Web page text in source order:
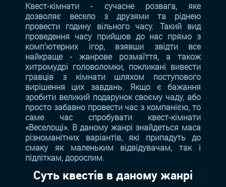
Квест-кімнати - сучасне розвага, яке
дозволяє весело з друзями та ріднею
провести годину вільного часу. Такий вид
проведення часу прийшов до нас прямо з
комп'ютерних ігор, взявши звідти все
найкраще - жанрове розмаїття, а також
хитромудрі головоломки, покликані вивести
гравців з кімнати шляхом поступового
вирішення цих завдань. Якщо є бажання
зробити великий подарунок своєму чаду, або
просто забавно провести час з компанією, то
саме час спробувати квест-кімнати
«Веселощі». В даному жанрі знайдеться маса
різноманітних варіантів, які припадуть до
смаку як маленьким відвідувачам, так і
підліткам, дорослим.
Суть квестів в даному жанрі